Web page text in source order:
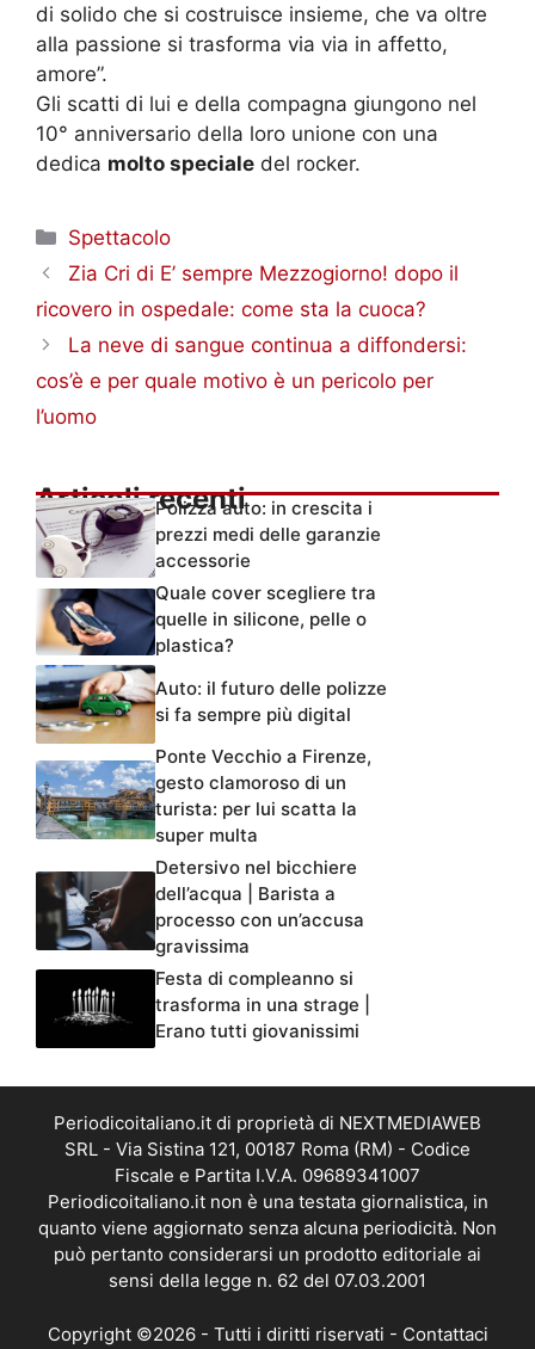
di solido che si costruisce insieme, che va oltre
alla passione si trasforma via via in affetto,
amore”.
Gli scatti di lui e della compagna giungono nel
10° anniversario della loro unione con una
dedica molto speciale del rocker.
Categorie
Spettacolo
Zia Cri di E’ sempre Mezzogiorno! dopo il
ricovero in ospedale: come sta la cuoca?
La neve di sangue continua a diffondersi:
cos’è e per quale motivo è un pericolo per
l’uomo
Articoli recentiPolizza auto: in crescita i
prezzi medi delle garanzie
accessorie
Quale cover scegliere tra
quelle in silicone, pelle o
plastica?
Auto: il futuro delle polizze
si fa sempre più digital
Ponte Vecchio a Firenze,
gesto clamoroso di un
turista: per lui scatta la
super multa
Detersivo nel bicchiere
dell’acqua | Barista a
processo con un’accusa
gravissima
Festa di compleanno si
trasforma in una strage |
Erano tutti giovanissimi
Periodicoitaliano.it di proprietà di NEXTMEDIAWEB
SRL - Via Sistina 121, 00187 Roma (RM) - Codice
Fiscale e Partita I.V.A. 09689341007
Periodicoitaliano.it non è una testata giornalistica, in
quanto viene aggiornato senza alcuna periodicità. Non
può pertanto considerarsi un prodotto editoriale ai
sensi della legge n. 62 del 07.03.2001
Copyright ©2026 - Tutti i diritti riservati - Contattaci